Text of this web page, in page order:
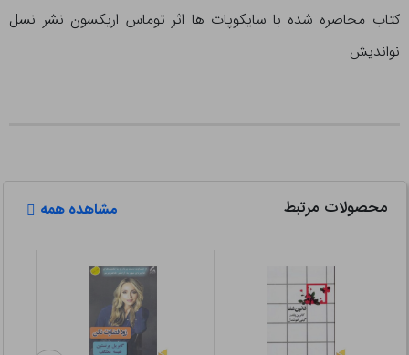
کتاب محاصره شده با سایکوپات ها اثر توماس اریکسون نشر نسل
نواندیش
محصولات مرتبط مشاهده همه